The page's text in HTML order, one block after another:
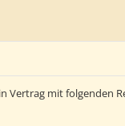
mit folgenden